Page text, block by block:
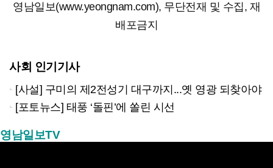
영남일보(www.yeongnam.com), 무단전재 및 수집, 재
배포금지
사회 인기기사
[사설] 구미의 제2전성기 대구까지...옛 영광 되찾아야
[포토뉴스] 태풍 ‘돌핀’에 쏠린 시선
영남일보TV